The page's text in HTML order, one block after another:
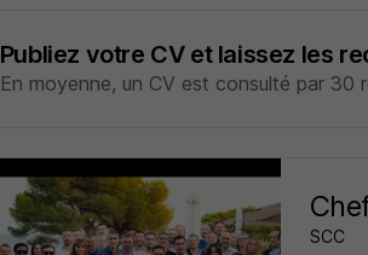
Publiez votre CV et laissez les
En moyenne, un CV est consulté par 30
SCC